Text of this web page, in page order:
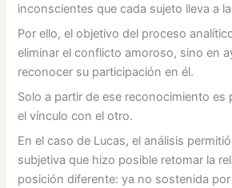
inconscientes que cada sujeto lleva a
Por ello, el objetivo del proceso
eliminar el conflicto amoroso, sino en
reconocer su participación en él.
Solo a partir de ese reconocimiento es
el vínculo con el otro.
En el caso de Lucas, el análisis
subjetiva que hizo posible retomar la
posición diferente: ya no sostenida por